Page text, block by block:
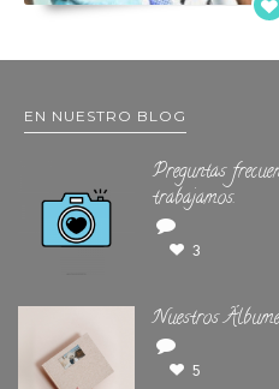
EN NUESTRO BLOG
Preguntas
trabajamos.
3
Nuestros
5